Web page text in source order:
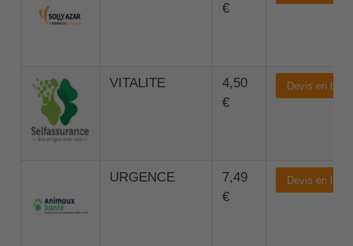
€
VITALITE
4,50
€
Devis en ligne
URGENCE
7,49
€
Devis en ligne